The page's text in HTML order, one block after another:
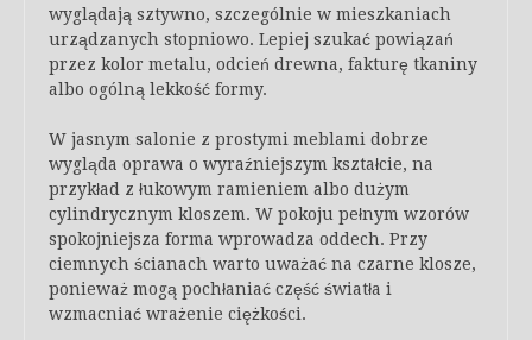
wyglądają sztywno, szczególnie w mieszkaniach
urządzanych stopniowo. Lepiej szukać powiązań
przez kolor metalu, odcień drewna, fakturę tkaniny
albo ogólną lekkość formy.
W jasnym salonie z prostymi meblami dobrze
wygląda oprawa o wyraźniejszym kształcie, na
przykład z łukowym ramieniem albo dużym
cylindrycznym kloszem. W pokoju pełnym wzorów
spokojniejsza forma wprowadza oddech. Przy
ciemnych ścianach warto uważać na czarne klosze,
ponieważ mogą pochłaniać część światła i
wzmacniać wrażenie ciężkości.